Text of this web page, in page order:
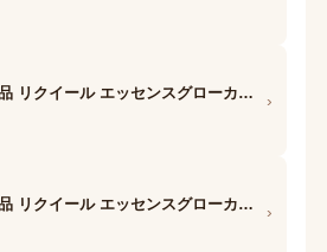
カネボウ化粧品 リクイール エッセンスグローカラー (BK ニュアンスブラック) 1剤 ›
カネボウ化粧品 リクイール エッセンスグローカラー (BE5 ダークベージュ) 2剤 ›